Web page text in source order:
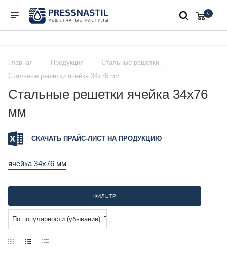
0
Главная Продукция
Стальные решетки .
Стальные решетки ячейка 34x76 мм
Стальные решетки ячейка 34x76
мм
СКАЧАТЬ ПРАЙС-ЛИСТ НА ПРОДУКЦИЮ
ячейка 34x76 мм
ФИЛЬТР
По популярности (убывание)